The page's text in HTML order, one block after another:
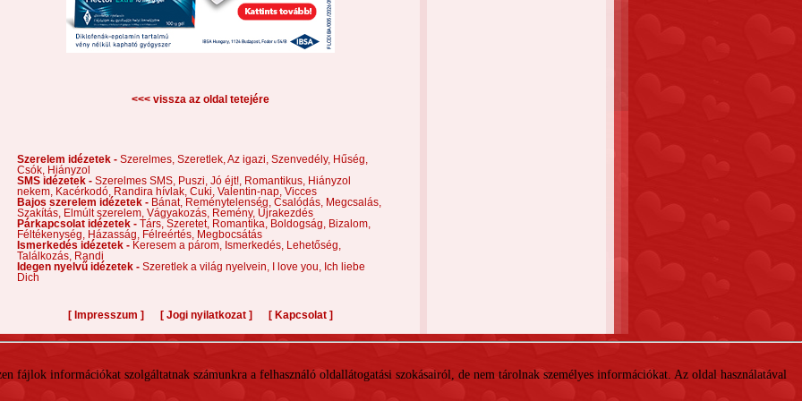
<<< vissza az oldal tetejére
Szerelem idézetek - Szerelmes, Szeretlek, Az igazi, Szenvedély, Hűség,
Csók,
Hiányzol
SMS idézetek - Szerelmes SMS, Puszi, Jó éjt!, Romantikus,
Hiányzol
nekem,
Kacérkodó, Randira hívlak, Cuki, Valentin-nap, Vicces
Bajos szerelem idézetek - Bánat, Reménytelenség, Csalódás,
Megcsalás,
Szakítás,
Elmúlt szerelem, Vágyakozás, Remény, Újrakezdés
Párkapcsolat idézetek - Társ, Szeretet, Romantika, Boldogság,
Bizalom,
Féltékenység,
Házasság, Félreértés,
Megbocsátás
Ismerkedés idézetek - Keresem a párom, Ismerkedés,
Lehetőség,
Találkozás,
Randi
Idegen nyelvű idézetek - Szeretlek a világ nyelvein, I love you,
Ich liebe
Dich
[ Impresszum ] [ Jogi nyilatkozat ] [ Kapcsolat ]
fájlok információkat szolgáltatnak számunkra a felhasználó oldallátogatási szokásairól, de nem tárolnak személyes információkat. Az oldal használatával